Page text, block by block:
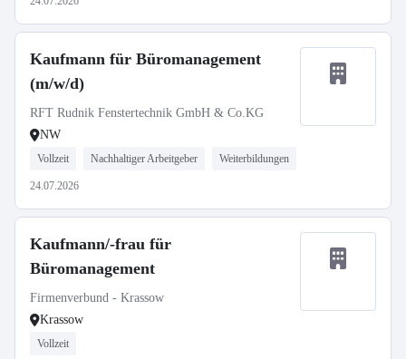
Kaufmann für Büromanagement
(m/w/d)
RFT Rudnik Fenstertechnik GmbH & Co.KG
NW
Vollzeit Nachhaltiger Arbeitgeber Weiterbildungen
24.07.2026
Kaufmann/-frau für
Büromanagement
Firmenverbund - Krassow
Krassow
Vollzeit